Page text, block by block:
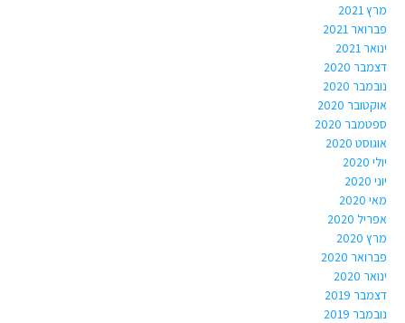
מרץ 2021
פברואר 2021
ינואר 2021
דצמבר 2020
נובמבר 2020
אוקטובר 2020
ספטמבר 2020
אוגוסט 2020
יולי 2020
יוני 2020
מאי 2020
אפריל 2020
מרץ 2020
פברואר 2020
ינואר 2020
דצמבר 2019
נובמבר 2019